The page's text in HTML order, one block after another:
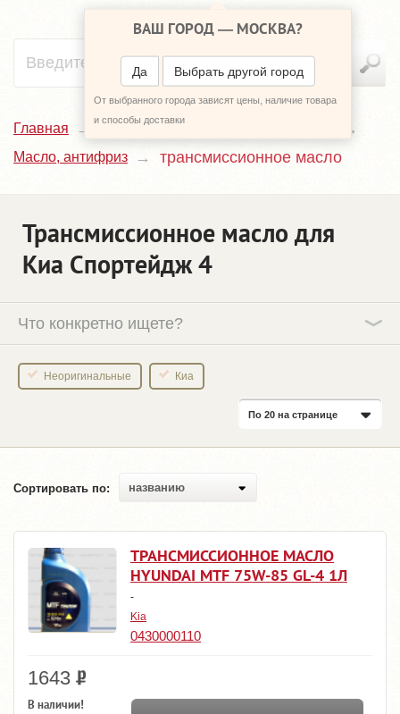
ВАШ ГОРОД — МОСКВА?
Да Выбрать другой город
От выбранного города зависят цены, наличие товара
и способы доставки
Главная Каталог
Масло, антифриз
трансмиссионное масло
Трансмиссионное масло для
Киа Спортейдж 4
Что конкретно ищете?
Неоригинальные Киа
По 20 на странице
Сортировать по: названию
ТРАНСМИССИОННОЕ МАСЛО
HYUNDAI MTF 75W-85 GL-4 1Л
-
Kia
0430000110
1643
В наличии!